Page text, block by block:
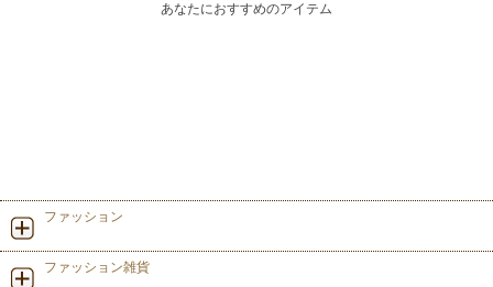
あなたにおすすめのアイテム
ファッション
ファッション雑貨